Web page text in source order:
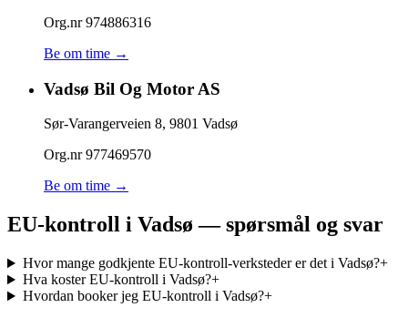
Org.nr974886316
Be om time →
Vadsø Bil Og Motor AS
Sør-Varangerveien 8, 9801 Vadsø
Org.nr977469570
Be om time →
EU-kontroll i Vadsø — spørsmål og svar
Hvor mange godkjente EU-kontroll-verksteder er det i Vadsø?+
Hva koster EU-kontroll i Vadsø?+
Hvordan booker jeg EU-kontroll i Vadsø?+